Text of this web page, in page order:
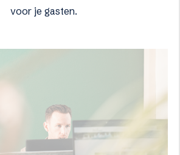
voor je gasten.